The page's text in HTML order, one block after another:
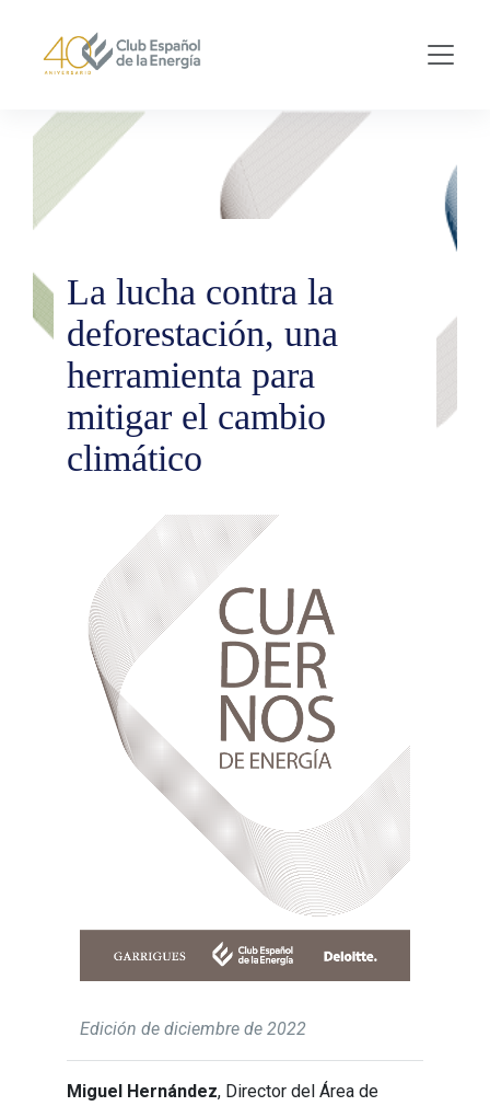
La lucha contra la
deforestación, una
herramienta para
mitigar el cambio
climático
Edición de diciembre de 2022
Miguel Hernández, Director del Área de